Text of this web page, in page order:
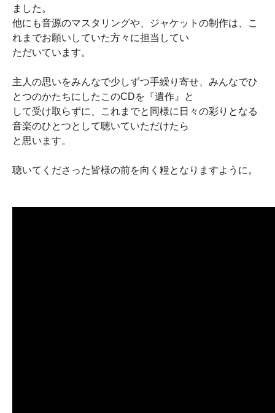
ました。
他にも音源のマスタリングや、ジャケットの制作は、こ
れまでお願いしていた方々に担当してい
ただいています。
主人の思いをみんなで少しずつ手繰り寄せ、みんなでひ
とつのかたちにしたこのCDを『遺作』と
して受け取らずに、これまでと同様に日々の彩りとなる
音楽のひとつとして聴いていただけたら
と思います。
聴いてくださった皆様の前を向く糧となりますように。